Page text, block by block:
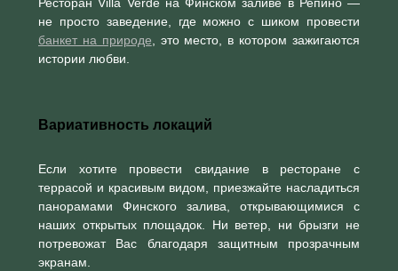
не просто заведение, где можно с шиком провести
банкет на природе , это место, в котором зажигаются
истории любви.
Вариативность локаций
Если хотите провести свидание в ресторане с
террасой и красивым видом, приезжайте насладиться
панорамами Финского залива, открывающимися с
наших открытых площадок. Ни ветер, ни брызги не
потревожат Вас благодаря защитным прозрачным
экранам.